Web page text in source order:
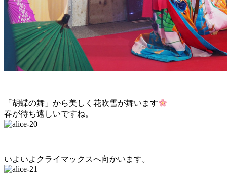
「胡蝶の舞」から美しく花吹雪が舞います
春が待ち遠しいですね。
いよいよクライマックスへ向かいます。